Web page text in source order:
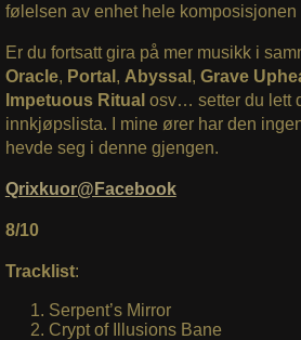
følelsen av enhet hele komposisjonen
Er du fortsatt gira på mer musikk i
Oracle, Portal , Abyssal , Grave
Impetuous Ritual osv… setter du lett
innkjøpslista. I mine ører har den
hevde seg i denne gjengen.
Qrixkuor@Facebook
8/10
Tracklist:
Serpent’s Mirror
Crypt of Illusions Bane